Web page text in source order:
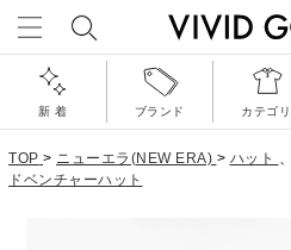
新 着 ブランド カテゴリ
TOP > ニューエラ(NEW ERA) > ハット 、
ドベンチャーハット